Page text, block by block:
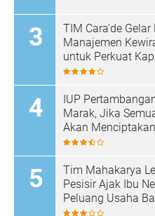
TIM Cara'de Gelar
Manajemen
untuk Perkuat
Masyarakat Desa
IUP
Marak, Jika
Akan
Kerja Baru Dan
Tim Mahakarya
Pesisir Ajak Ibu
Peluang Usaha